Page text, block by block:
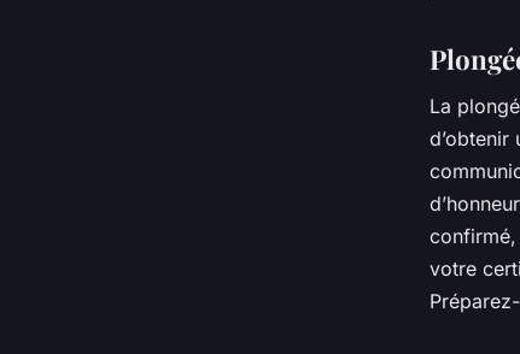
La
d’obtenir
votre